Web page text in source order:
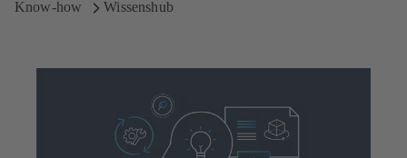
Know-how
Wissenshub